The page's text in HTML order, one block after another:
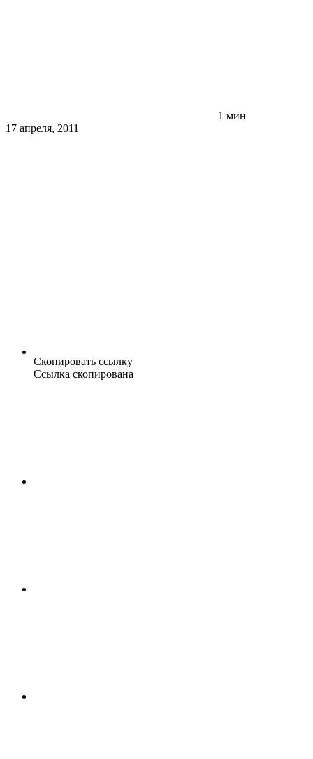
1 мин
17 апреля, 2011
Скопировать ссылку
Ссылка скопирована